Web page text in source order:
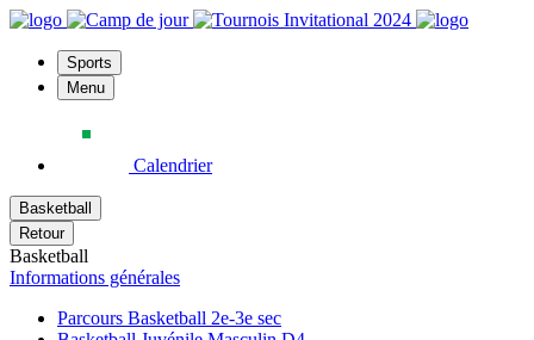
Sports
Menu
Calendrier
Basketball
Retour
Basketball
Informations générales
Parcours Basketball 2e-3e sec